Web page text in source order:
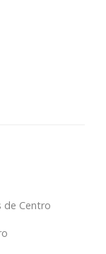
de Centro